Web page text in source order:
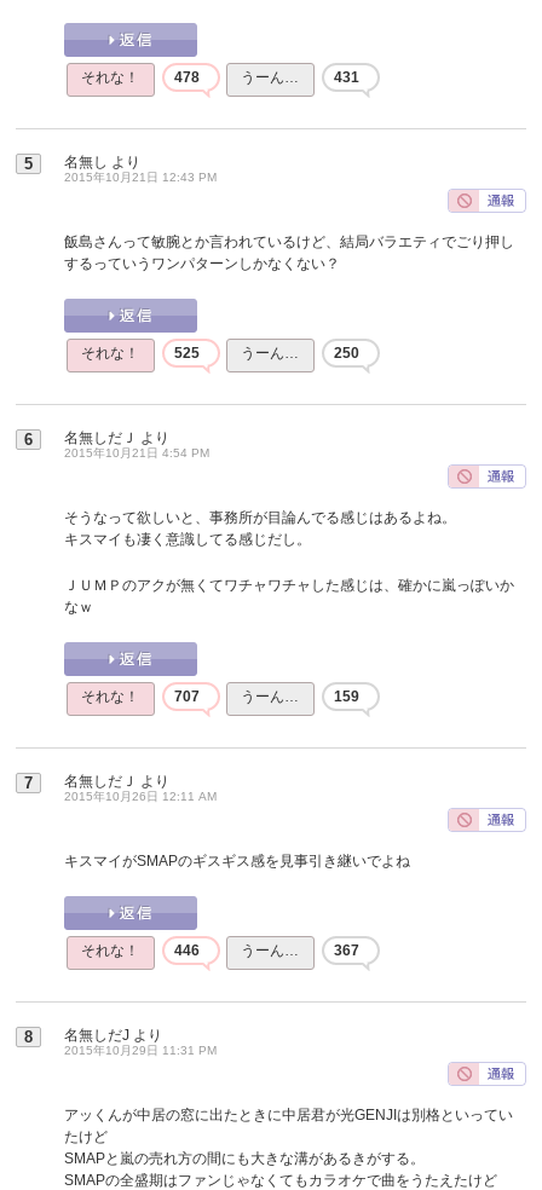
それな！ 478 うーん… 431
5 名無し より
2015年10月21日 12:43 PM
飯島さんって敏腕とか言われているけど、結局バラエティでごり押し
するっていうワンパターンしかなくない？
それな！ 525 うーん… 250
6 名無しだＪ より
2015年10月21日 4:54 PM
そうなって欲しいと、事務所が目論んでる感じはあるよね。
キスマイも凄く意識してる感じだし。
ＪＵＭＰのアクが無くてワチャワチャした感じは、確かに嵐っぽいか
なｗ
それな！ 707 うーん… 159
7 名無しだＪ より
2015年10月26日 12:11 AM
キスマイがSMAPのギスギス感を見事引き継いでよね
それな！ 446 うーん… 367
8 名無しだJ より
2015年10月29日 11:31 PM
アッくんが中居の窓に出たときに中居君が光GENJIは別格といってい
たけど
SMAPと嵐の売れ方の間にも大きな溝があるきがする。
SMAPの全盛期はファンじゃなくてもカラオケで曲をうたえたけど